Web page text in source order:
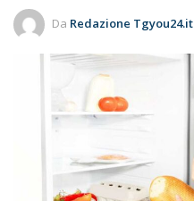
Da Redazione Tgyou24.it